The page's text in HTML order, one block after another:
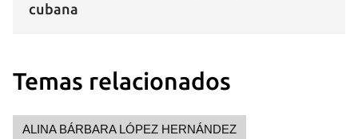
cubana
Temas relacionados
ALINA BÁRBARA LÓPEZ HERNÁNDEZ